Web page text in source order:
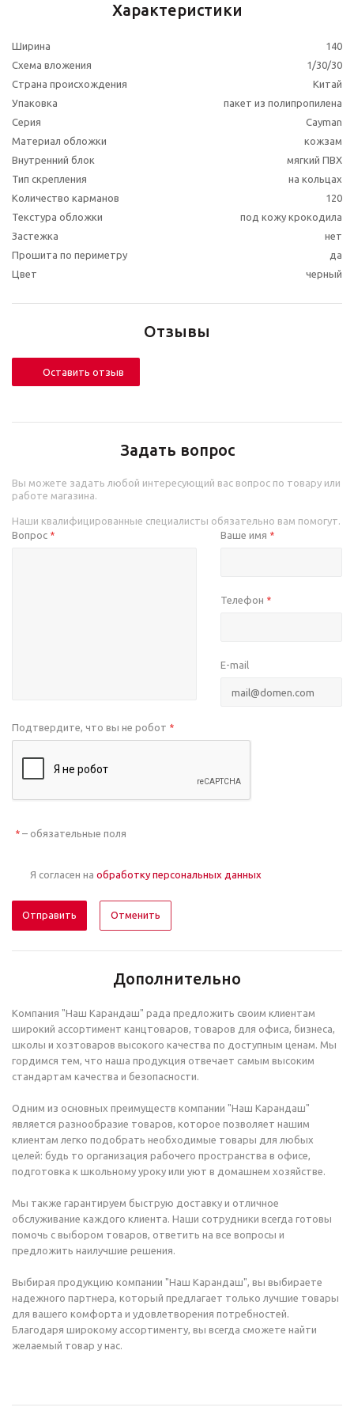
Характеристики
Ширина
140
Схема вложения
1/30/30
Страна происхождения
Китай
Упаковка
пакет из полипропилена
Серия
Cayman
Материал обложки
кожзам
Внутренний блок
мягкий ПВХ
Тип скрепления
на кольцах
Количество карманов
120
Текстура обложки
под кожу крокодила
Застежка
нет
Прошита по периметру
да
Цвет
черный
Отзывы
Оставить отзыв
Задать вопрос
Вы можете задать любой интересующий вас вопрос по товару или
работе магазина.
Наши квалифицированные специалисты обязательно вам помогут.
Вопрос * Ваше имя *
Телефон *
E-mail
Подтвердите, что вы не робот *
* – обязательные поля
Я согласен на обработку персональных данных
Отменить
Дополнительно
Компания "Наш Карандаш" рада предложить своим клиентам
широкий ассортимент канцтоваров, товаров для офиса, бизнеса,
школы и хозтоваров высокого качества по доступным ценам. Мы
гордимся тем, что наша продукция отвечает самым высоким
стандартам качества и безопасности.
Одним из основных преимуществ компании "Наш Карандаш"
является разнообразие товаров, которое позволяет нашим
клиентам легко подобрать необходимые товары для любых
целей: будь то организация рабочего пространства в офисе,
подготовка к школьному уроку или уют в домашнем хозяйстве.
Мы также гарантируем быструю доставку и отличное
обслуживание каждого клиента. Наши сотрудники всегда готовы
помочь с выбором товаров, ответить на все вопросы и
предложить наилучшие решения.
Выбирая продукцию компании "Наш Карандаш", вы выбираете
надежного партнера, который предлагает только лучшие товары
для вашего комфорта и удовлетворения потребностей.
Благодаря широкому ассортименту, вы всегда сможете найти
желаемый товар у нас.